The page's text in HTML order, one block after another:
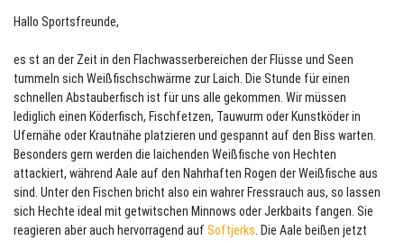
Hallo Sportsfreunde,
es st an der Zeit in den Flachwasserbereichen der Flüsse und Seen
tummeln sich Weißfischschwärme zur Laich. Die Stunde für einen
schnellen Abstauberfisch ist für uns alle gekommen. Wir müssen
lediglich einen Köderfisch, Fischfetzen, Tauwurm oder Kunstköder in
Ufernähe oder Krautnähe platzieren und gespannt auf den Biss warten.
Besonders gern werden die laichenden Weißfische von Hechten
attackiert, während Aale auf den Nahrhaften Rogen der Weißfische aus
sind. Unter den Fischen bricht also ein wahrer Fressrauch aus, so lassen
sich Hechte ideal mit getwitschen Minnows oder Jerkbaits fangen. Sie
reagieren aber auch hervorragend auf Softjerks . Die Aale beißen jetzt